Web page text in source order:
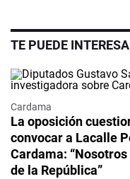
TE PUEDE
Cardama
La oposición
convocar a Lacalle
Cardama:
de la República”